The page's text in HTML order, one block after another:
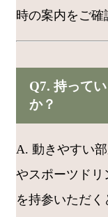
時の案内をご確
Q7. 持って
か？
A. 動きやすい
やスポーツド
を持参いただ